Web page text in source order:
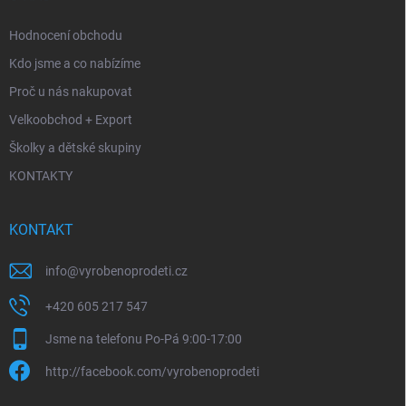
Hodnocení obchodu
Kdo jsme a co nabízíme
Proč u nás nakupovat
Velkoobchod + Export
Školky a dětské skupiny
KONTAKTY
KONTAKT
info@vyrobenoprodeti.cz
+420 605 217 547
Jsme na telefonu Po-Pá 9:00-17:00
http://facebook.com/vyrobenoprodeti